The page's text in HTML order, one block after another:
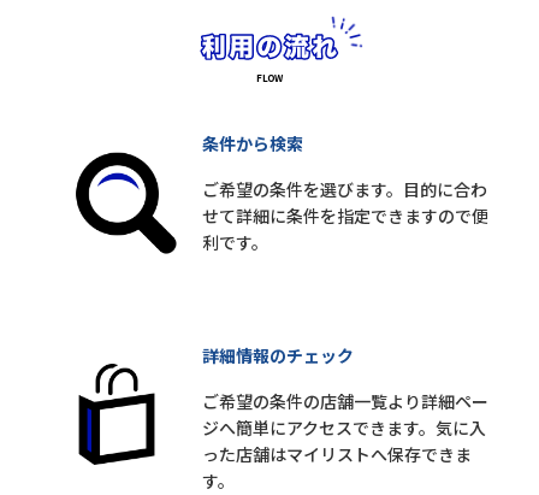
条件から検索
ご希望の条件を選びます。目的に合わ
せて詳細に条件を指定できますので便
利です。
詳細情報のチェック
ご希望の条件の店舗一覧より詳細ペー
ジへ簡単にアクセスできます。気に入
った店舗はマイリストへ保存できま
す。